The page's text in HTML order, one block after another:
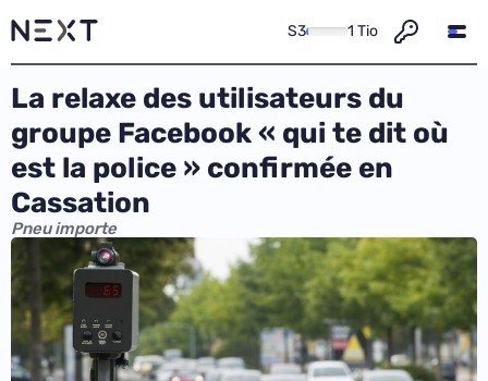
S3 1 Tio
La relaxe des utilisateurs du
groupe Facebook « qui te dit où
est la police » confirmée en
Cassation
Pneu importe